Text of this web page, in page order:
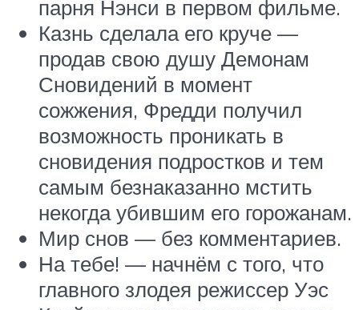
парня Нэнси в первом фильме.
Казнь сделала его круче —
продав свою душу Демонам
Сновидений в момент
сожжения, Фредди получил
возможность проникать в
сновидения подростков и тем
самым безнаказанно мстить
некогда убившим его горожанам.
Мир снов — без комментариев.
На тебе! — начнём с того, что
главного злодея режиссер Уэс